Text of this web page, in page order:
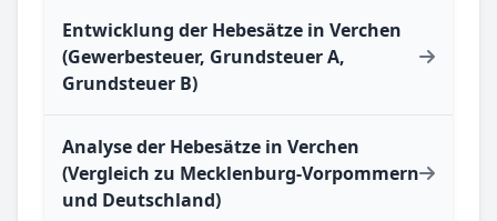
Entwicklung der Hebesätze in Verchen
(Gewerbesteuer, Grundsteuer A,
Grundsteuer B)
Analyse der Hebesätze in Verchen
(Vergleich zu Mecklenburg-Vorpommern
und Deutschland)